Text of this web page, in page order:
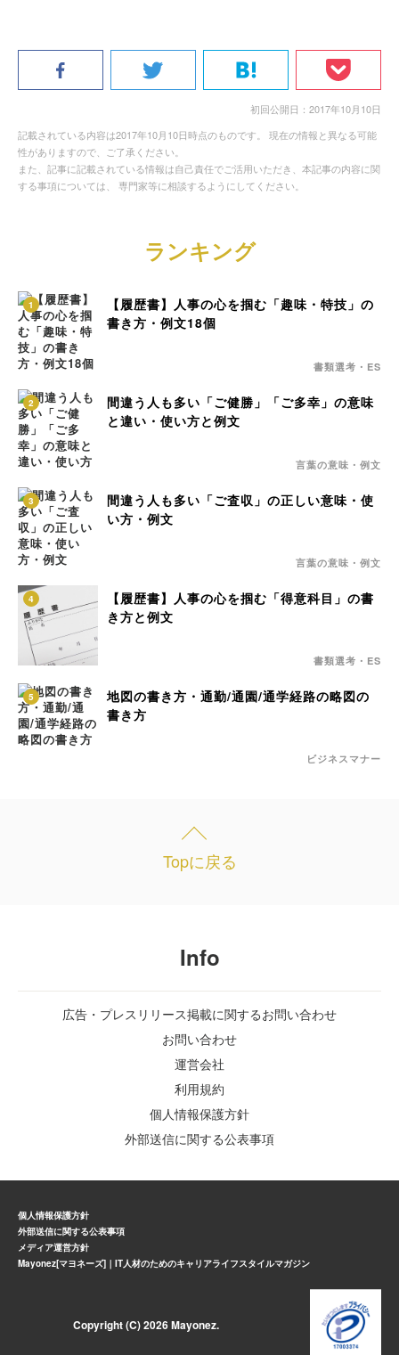
初回公開日：2017年10月10日
記載されている内容は2017年10月10日時点のものです。 現在の情報と異なる可能
性がありますので、ご了承ください。
また、記事に記載されている情報は自己責任でご活用いただき、本記事の内容に関
する事項については、 専門家等に相談するようにしてください。
ランキング
1
【履歴書】人事の心を掴む「趣味・特技」の
書き方・例文18個
書類選考・ES
2
間違う人も多い「ご健勝」「ご多幸」の意味
と違い・使い方と例文
言葉の意味・例文
3
間違う人も多い「ご査収」の正しい意味・使
い方・例文
言葉の意味・例文
4
【履歴書】人事の心を掴む「得意科目」の書
き方と例文
書類選考・ES
5
地図の書き方・通勤/通園/通学経路の略図の
書き方
ビジネスマナー
Topに戻る
Info
広告・プレスリリース掲載に関するお問い合わせ
お問い合わせ
運営会社
利用規約
個人情報保護方針
外部送信に関する公表事項
個人情報保護方針
外部送信に関する公表事項
メディア運営方針
Mayonez[マヨネーズ]｜IT人材のためのキャリアライフスタイルマガジン
Copyright (C) 2026 Mayonez.